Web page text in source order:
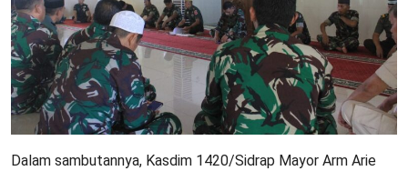
Dalam sambutannya, Kasdim 1420/Sidrap Mayor Arm Arie